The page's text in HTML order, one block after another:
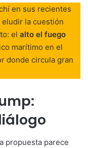
en sus recientes
la cuestión
el alto el fuego
marítimo en el
donde circula gran
propuesta parece